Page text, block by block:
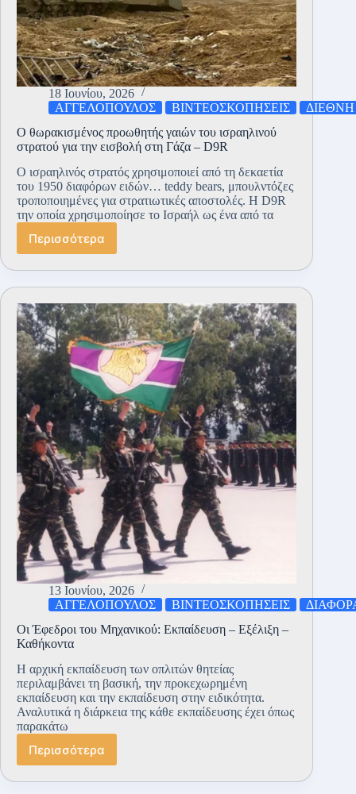
18 Ιουνίου, 2026
ΑΓΓΕΛΟΠΟΥΛΟΣ
ΒΙΝΤΕΟΣΚΟΠΗΣΕΙΣ
ΔΙΕΘΝΗ
Ο θωρακισμένος προωθητής γαιών του ισραηλινού
στρατού για την εισβολή στη Γάζα – D9R
Ο ισραηλινός στρατός χρησιμοποιεί από τη δεκαετία
του 1950 διαφόρων ειδών… teddy bears, μπουλντόζες
τροποποιημένες για στρατιωτικές αποστολές. Η D9R
την οποία χρησιμοποίησε το Ισραήλ ως ένα από τα
Περισσότερα
Ο
προωθητής
γαιών
του
ισραηλινού
στρατού
για
την
εισβολή
στη
Γάζα –
D9R
13 Ιουνίου, 2026
ΑΓΓΕΛΟΠΟΥΛΟΣ
ΒΙΝΤΕΟΣΚΟΠΗΣΕΙΣ
Οι Έφεδροι του Μηχανικού: Εκπαίδευση – Εξέλιξη –
Καθήκοντα
Η αρχική εκπαίδευση των οπλιτών θητείας
περιλαμβάνει τη βασική, την προκεχωρημένη
εκπαίδευση και την εκπαίδευση στην ειδικότητα.
Αναλυτικά η διάρκεια της κάθε εκπαίδευσης έχει όπως
παρακάτω
Περισσότερα
Οι
του